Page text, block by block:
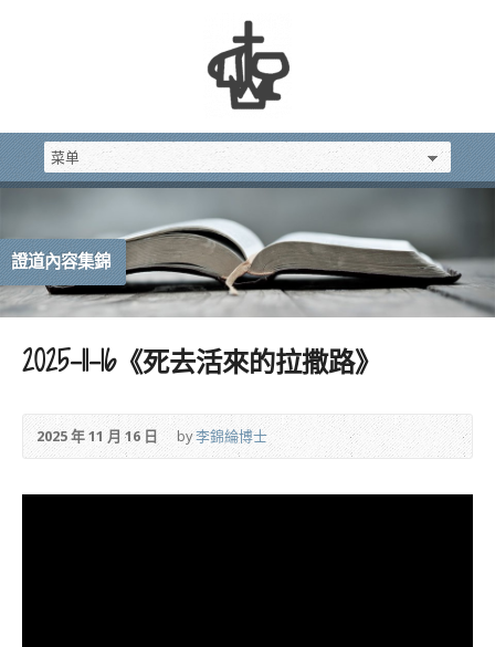
證道內容集錦
2025-11-16《死去活來的拉撒路》
2025 年 11 月 16 日 by李錦綸博士